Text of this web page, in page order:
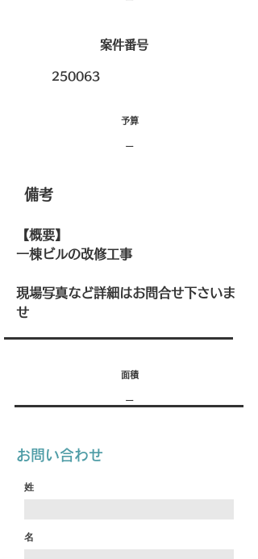
​案件番号
250063
​予算
ー
備考
【概要】
一棟ビルの改修工事
現場写真など詳細はお問合せ下さいま
せ
面積
ー
お問い合わせ
姓
名